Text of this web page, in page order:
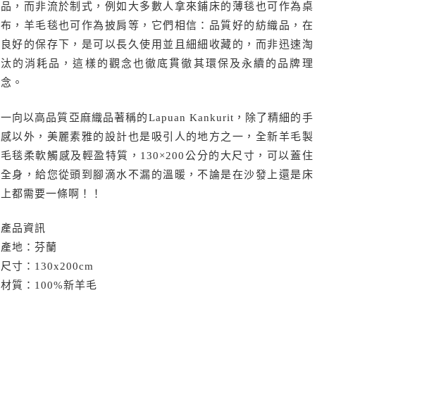
品，而非流於制式，例如大多數人拿來鋪床的薄毯也可作為桌
布，羊毛毯也可作為披肩等，它們相信：品質好的紡織品，在
良好的保存下，是可以長久使用並且細細收藏的，而非迅速淘
汰的消耗品，這樣的觀念也徹底貫徹其環保及永續的品牌理
念。
一向以高品質亞麻織品著稱的Lapuan Kankurit，除了精細的手
感以外，美麗素雅的設計也是吸引人的地方之一，全新羊毛製
毛毯柔軟觸感及輕盈特質，130×200公分的大尺寸，可以蓋住
全身，給您從頭到腳滴水不漏的溫暖，不論是在沙發上還是床
上都需要一條啊！！
產品資訊
產地：芬蘭
尺寸：130x200cm
材質：100%新羊毛